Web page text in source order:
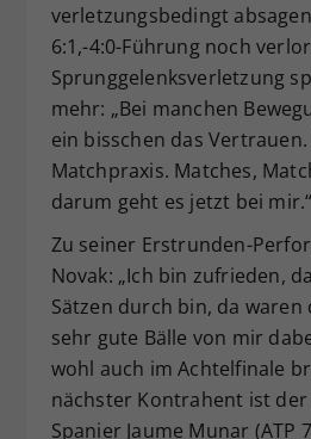
verletzungsbedingt
6:1,-4:0-Führung noch
Sprunggelenksverletzung
mehr: „Bei manchen
ein bisschen das
Matchpraxis. Matches,
darum geht es jetzt bei mir.“
Zu seiner Erstrunden-
Novak: „Ich bin zufrieden,
Sätzen durch bin, da waren
sehr gute Bälle von mir
wohl auch im Achtelfinale
nächster Kontrahent ist
Spanier Jaume Munar (ATP